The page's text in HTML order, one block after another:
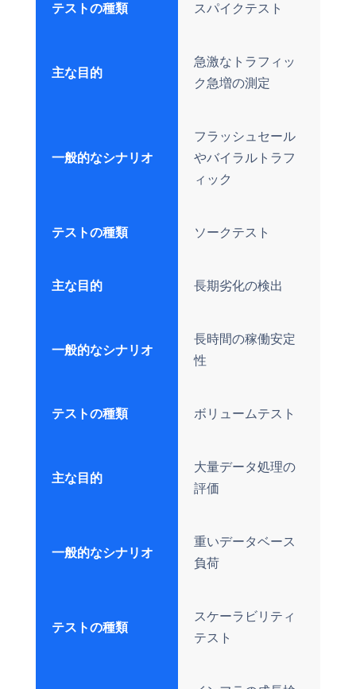
テストの種類 スパイクテスト
主な目的
急激なトラフィッ
ク急増の測定
一般的なシナリオ
フラッシュセール
やバイラルトラフ
ィック
テストの種類 ソークテスト
主な目的 長期劣化の検出
一般的なシナリオ
長時間の稼働安定
性
テストの種類 ボリュームテスト
主な目的
大量データ処理の
評価
一般的なシナリオ
重いデータベース
負荷
テストの種類
スケーラビリティ
テスト